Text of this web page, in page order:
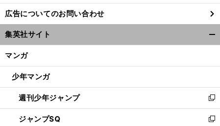
し
い
ウ
ィ
ン
ウ
開
く
広告についてのお問い合わせ
集英社サイト
マンガ
少年マンガ
週刊少年ジャンプ
新
し
い
ジャンプSQ
新